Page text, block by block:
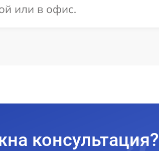
или в офис.
консультация?